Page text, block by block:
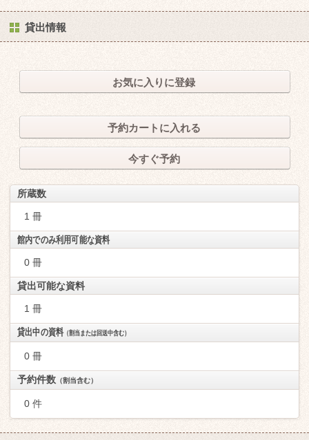
貸出情報
お気に入りに登録
予約カートに入れる
今すぐ予約
所蔵数
1 冊
館内でのみ利用可能な資料
0 冊
貸出可能な資料
1 冊
貸出中の資料（割当または回送中含む）
0 冊
予約件数 （割当含む）
0 件